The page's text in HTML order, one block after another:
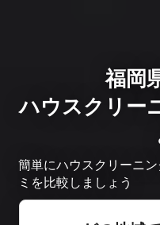
福岡
ハウスクリー
簡単にハウスクリーニ
ミを比較しましょう